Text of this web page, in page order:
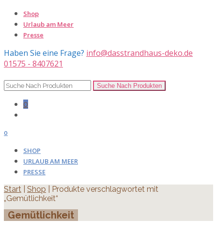
Shop
Urlaub am Meer
Presse
Haben Sie eine Frage? info@dasstrandhaus-deko.de
01575 - 8407621
0
0
SHOP
URLAUB AM MEER
PRESSE
Start Shop | Produkte verschlagwortet mit
„Gemütlichkeit“
Gemütlichkeit